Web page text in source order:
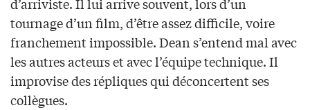
d’arriviste. Il lui arrive souvent, lors d’un
tournage d’un film, d’être assez difficile, voire
franchement impossible. Dean s’entend mal avec
les autres acteurs et avec l’équipe technique. Il
improvise des répliques qui déconcertent ses
collègues.